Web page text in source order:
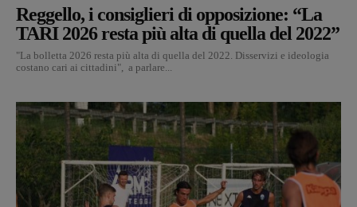
Reggello, i consiglieri di opposizione: “La
TARI 2026 resta più alta di quella del 2022”
"La bolletta 2026 resta più alta di quella del 2022. Disservizi e ideologia
costano cari ai cittadini", a parlare...